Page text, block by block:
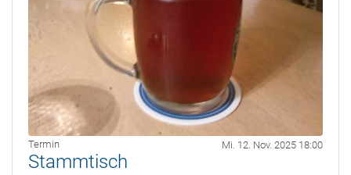
Termin Mi. 12. Nov. 2025 18:00
Stammtisch